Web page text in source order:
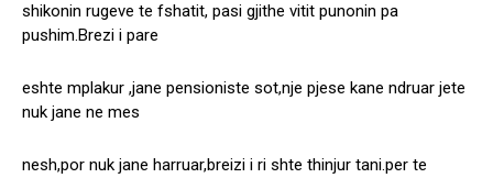
shikonin rugeve te fshatit, pasi gjithe vitit punonin pa
pushim.Brezi i pare
eshte mplakur ,jane pensioniste sot,nje pjese kane ndruar jete
nuk jane ne mes
nesh,por nuk jane harruar,breizi i ri shte thinjur tani.per te